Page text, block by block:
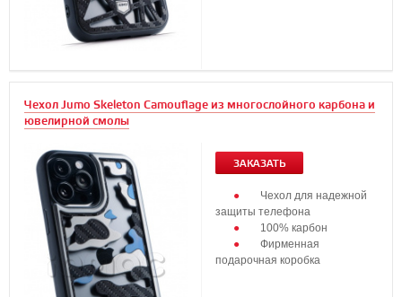
Чехол Jumo Skeleton Camouflage из многослойного карбона и
ювелирной смолы
ЗАКАЗАТЬ
Чехол для надежной
защиты телефона
100% карбон
Фирменная
подарочная коробка